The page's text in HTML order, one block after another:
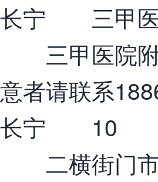
长宁 三甲医
三甲医院附
意者请联系
长宁 10
二横街门市